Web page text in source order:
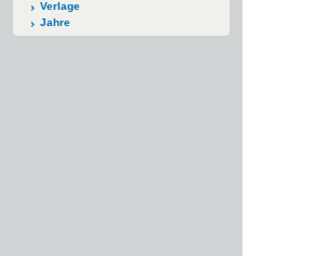
Verlage
Jahre